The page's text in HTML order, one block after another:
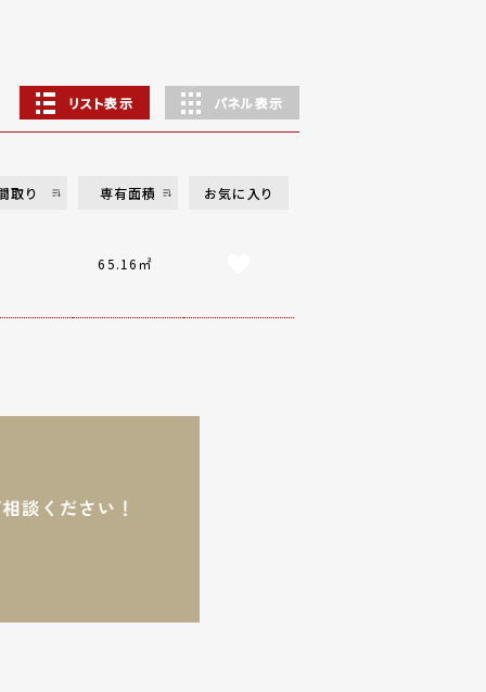
リスト表示 パネル表示
取り 専有面積 お気に入り
65.16㎡